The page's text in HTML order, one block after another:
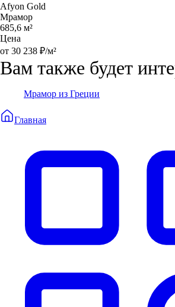
Afyon Gold
Мрамор
685,6 м²
Цена
от 30 238 ₽/м²
Вам также будет
Мрамор из Греции
Главная